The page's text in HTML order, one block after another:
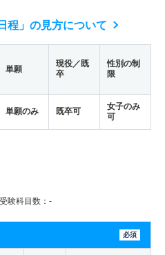
程」の見方について
単願
現役／既
卒
性別の制
限
単願のみ 既卒可
女子のみ
可
験科目数：-
必須